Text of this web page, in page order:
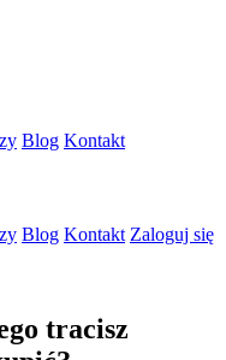
Blog Kontakt
Blog Kontakt Zaloguj się
tracisz